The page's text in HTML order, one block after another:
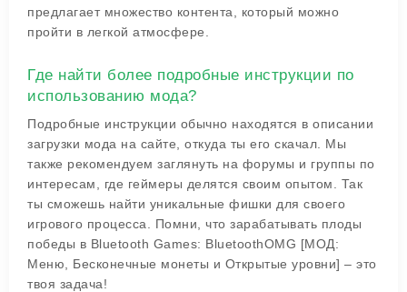
предлагает множество контента, который можно
пройти в легкой атмосфере.
Где найти более подробные инструкции по
использованию мода?
Подробные инструкции обычно находятся в описании
загрузки мода на сайте, откуда ты его скачал. Мы
также рекомендуем заглянуть на форумы и группы по
интересам, где геймеры делятся своим опытом. Так
ты сможешь найти уникальные фишки для своего
игрового процесса. Помни, что зарабатывать плоды
победы в Bluetooth Games: BluetoothOMG [МОД:
Меню, Бесконечные монеты и Открытые уровни] – это
твоя задача!